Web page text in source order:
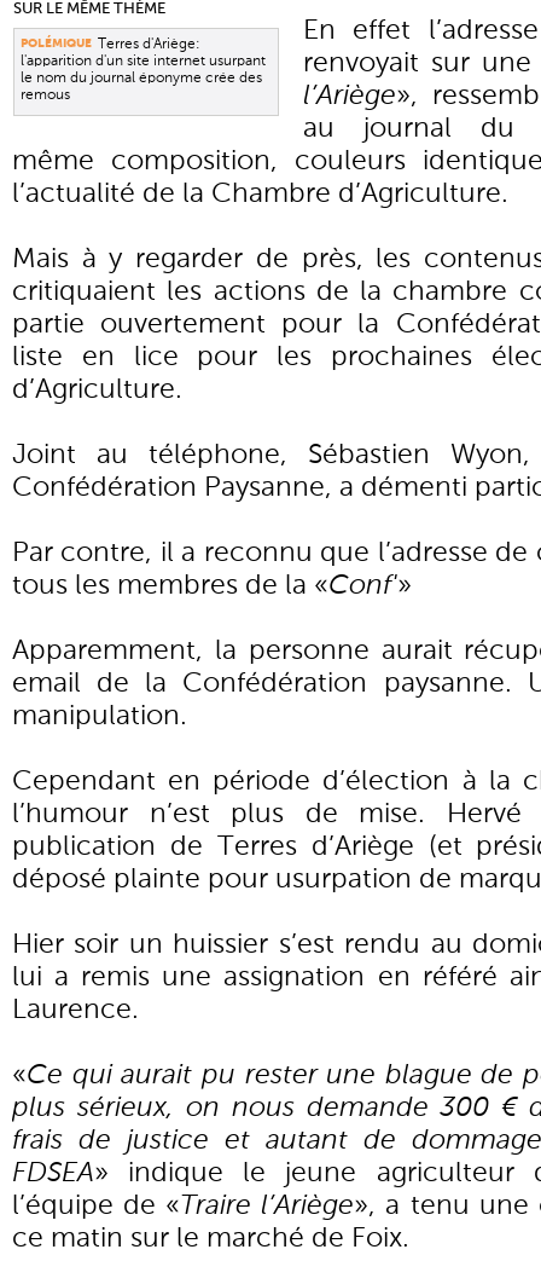
SUR LE MÊME THÈME
POLÉMIQUE Terres d'Ariège:
l'apparition d'un site internet usurpant
le nom du journal éponyme crée des
remous
En effet
renvoyait sur
l’Ariège»,
au journal du
même composition, couleurs
l’actualité de la Chambre d’Agriculture.
Mais à y regarder de près, les
critiquaient les actions de la chambre
partie ouvertement pour la
liste en lice pour les prochaines
d’Agriculture.
Joint au téléphone, Sébastien
Confédération Paysanne, a démenti
Par contre, il a reconnu que l’adresse
tous les membres de la «Conf'»
Apparemment, la personne aurait
email de la Confédération paysanne.
manipulation.
Cependant en période d’élection à la
l’humour n’est plus de mise.
publication de Terres d’Ariège (et
déposé plainte pour usurpation de
Hier soir un huissier s’est rendu au
lui a remis une assignation en référé
Laurence.
«Ce qui aurait pu rester une blague de
plus sérieux, on nous demande 300 €
frais de justice et autant de
FDSEA» indique le jeune agriculteur
l’équipe de «Traire l’Ariège», a tenu une
ce matin sur le marché de Foix.